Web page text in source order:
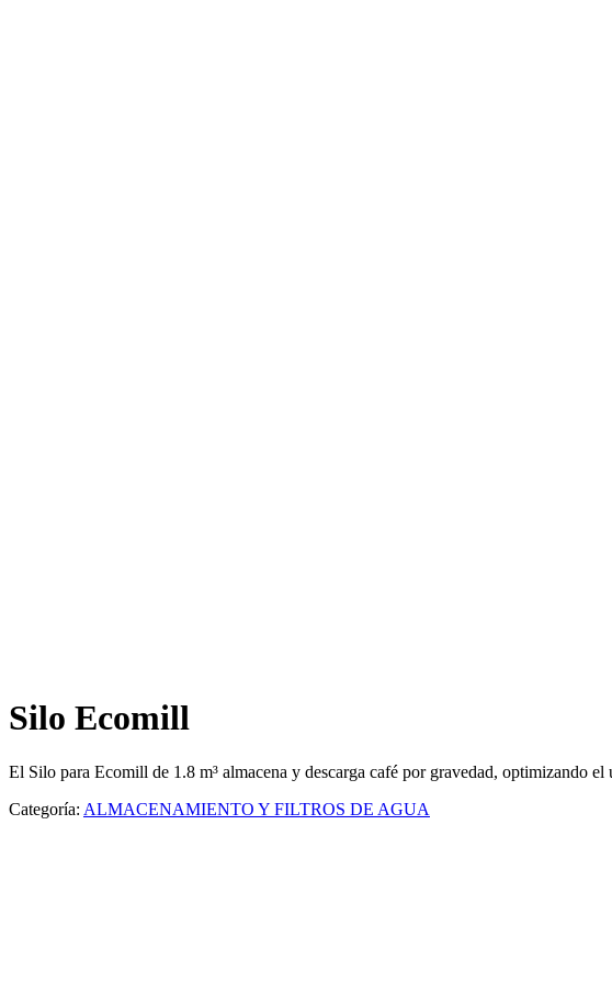
Silo Ecomill
El Silo para Ecomill de 1.8 m³ almacena y descarga café por gravedad, optimizando
Categoría: ALMACENAMIENTO Y FILTROS DE AGUA